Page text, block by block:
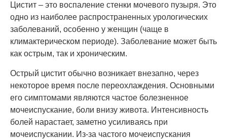
Цистит – это воспаление стенки мочевого пузыря. Это
одно из наиболее распространенных урологических
заболеваний, особенно у женщин (чаще в
климактерическом периоде). Заболевание может быть
как острым, так и хроническим.
Острый цистит обычно возникает внезапно, через
некоторое время после переохлаждения. Основными
его симптомами являются частое болезненное
мочеиспускание, боли внизу живота. Интенсивность
болей нарастает, заметно усиливаясь при
мочеиспускании. Из-за частого мочеиспускания